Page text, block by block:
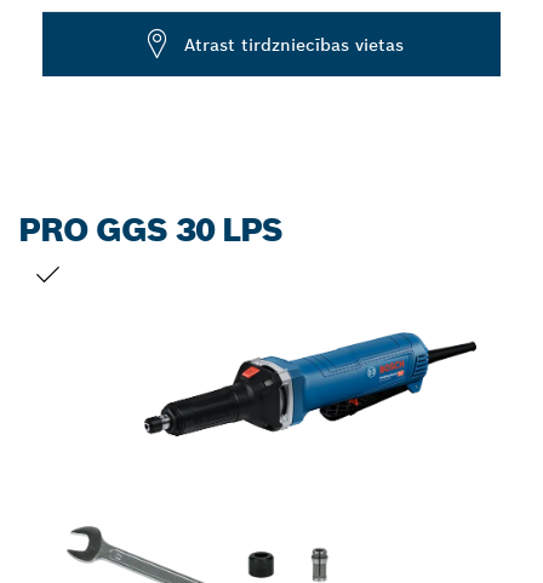
Atrast tirdzniecības vietas
PRO GGS 30 LPS